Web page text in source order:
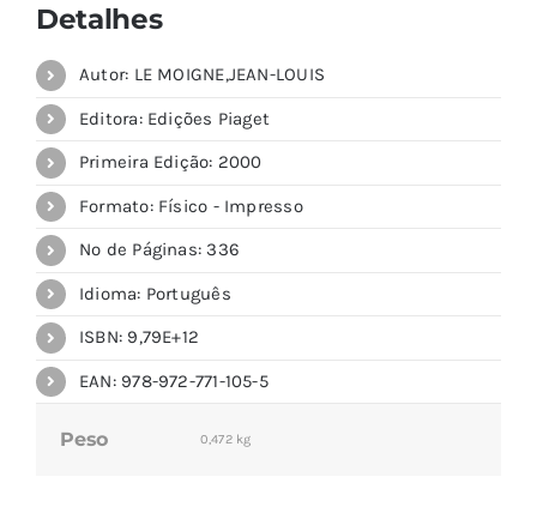
Detalhes
Autor: LE MOIGNE,JEAN-LOUIS
Editora: Edições Piaget
Primeira Edição: 2000
Formato: Físico - Impresso
Nº de Páginas: 336
Idioma: Português
ISBN: 9,79E+12
EAN: 978-972-771-105-5
Peso 0,472 kg